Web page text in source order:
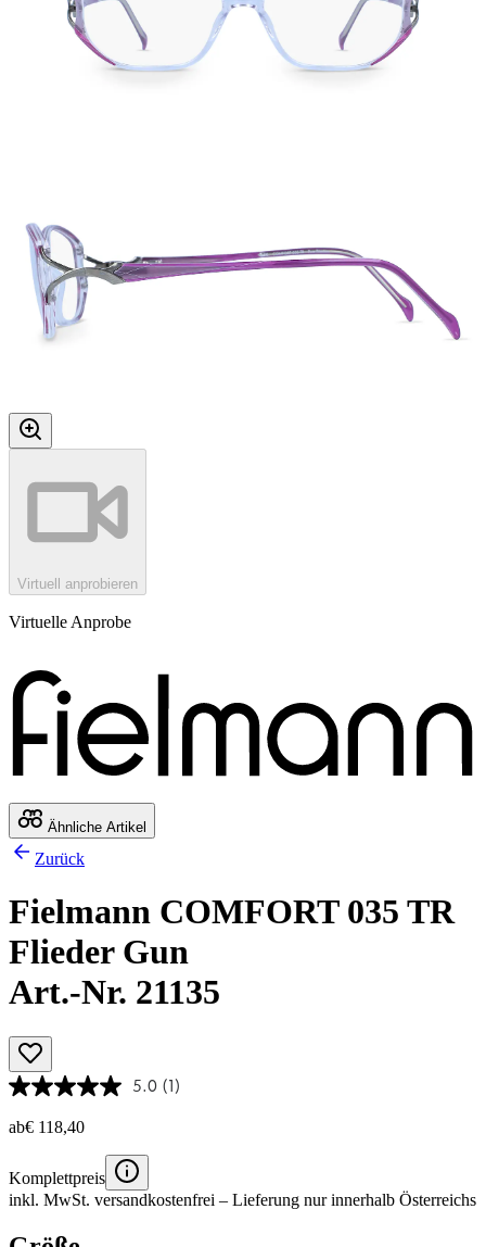
Virtuell anprobieren
Virtuelle Anprobe
Ähnliche Artikel
Zurück
Fielmann COMFORT 035 TR
Flieder Gun
Art.-Nr. 21135
5.0 (1)
ab€ 118,40
Komplettpreis
inkl. MwSt. versandkostenfrei – Lieferung nur innerhalb Österreichs